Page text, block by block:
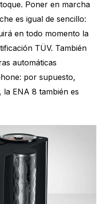
Poner en marcha
es igual de sencillo:
en todo momento la
TÜV. También
automáticas
por supuesto,
la ENA 8 también es